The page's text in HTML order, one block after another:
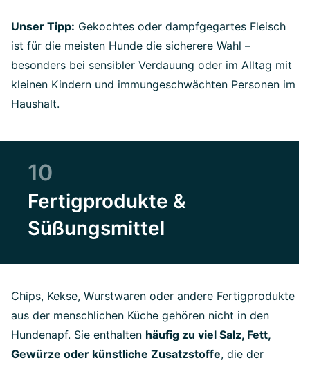
Unser Tipp: Gekochtes oder dampfgegartes Fleisch
ist für die meisten Hunde die sicherere Wahl –
besonders bei sensibler Verdauung oder im Alltag mit
kleinen Kindern und immungeschwächten Personen im
Haushalt.
10
Fertigprodukte &
Süßungsmittel
Chips, Kekse, Wurstwaren oder andere Fertigprodukte
aus der menschlichen Küche gehören nicht in den
Hundenapf. Sie enthalten häufig zu viel Salz, Fett,
Gewürze oder künstliche Zusatzstoffe, die der